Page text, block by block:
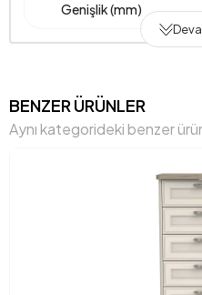
Genişlik (mm)
Gövde Malzemesi
Maksimum Taşıma
Üst Tabla Kalınlığı (mm)
BENZER ÜRÜNLER
Aynı kategorideki benzer